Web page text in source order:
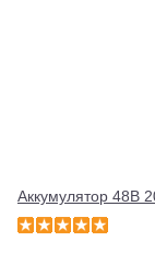
Аккумулятор 48В